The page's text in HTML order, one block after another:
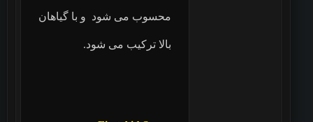
محسوب می شود و با گیاهان
بالا ترکیب می شود.